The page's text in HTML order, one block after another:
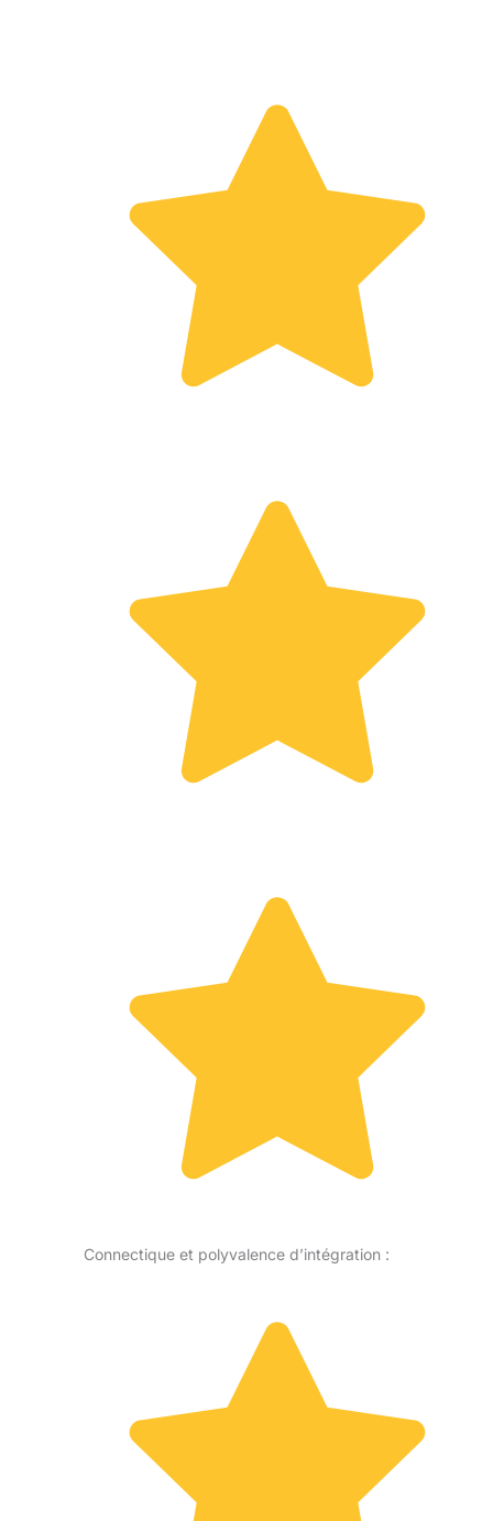
Connectique et polyvalence d’intégration :